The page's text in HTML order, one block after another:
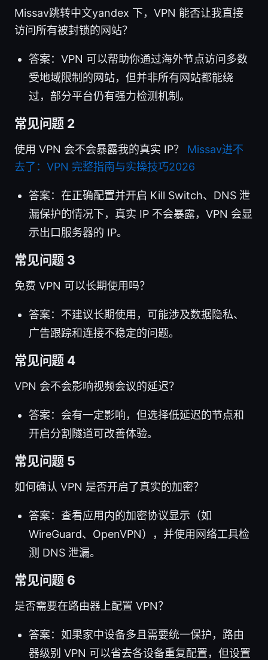
Missav跳转中文yandex 下，VPN 能否让我直接
访问所有被封锁的网站？
答案：VPN 可以帮助你通过海外节点访问多数
受地域限制的网站，但并非所有网站都能绕
过，部分平台仍有强力检测机制。
常见问题 2
使用 VPN 会不会暴露我的真实 IP？ Missav进不
去了：VPN 完整指南与实操技巧2026
答案：在正确配置并开启 Kill Switch、DNS 泄
漏保护的情况下，真实 IP 不会暴露，VPN 会显
示出口服务器的 IP。
常见问题 3
免费 VPN 可以长期使用吗？
答案：不建议长期使用，可能涉及数据隐私、
广告跟踪和连接不稳定的问题。
常见问题 4
VPN 会不会影响视频会议的延迟？
答案：会有一定影响，但选择低延迟的节点和
开启分割隧道可改善体验。
常见问题 5
如何确认 VPN 是否开启了真实的加密？
答案：查看应用内的加密协议显示（如
WireGuard、OpenVPN），并使用网络工具检
测 DNS 泄漏。
常见问题 6
是否需要在路由器上配置 VPN？
答案：如果家中设备多且需要统一保护，路由
器级别 VPN 可以省去各设备重复配置，但设置